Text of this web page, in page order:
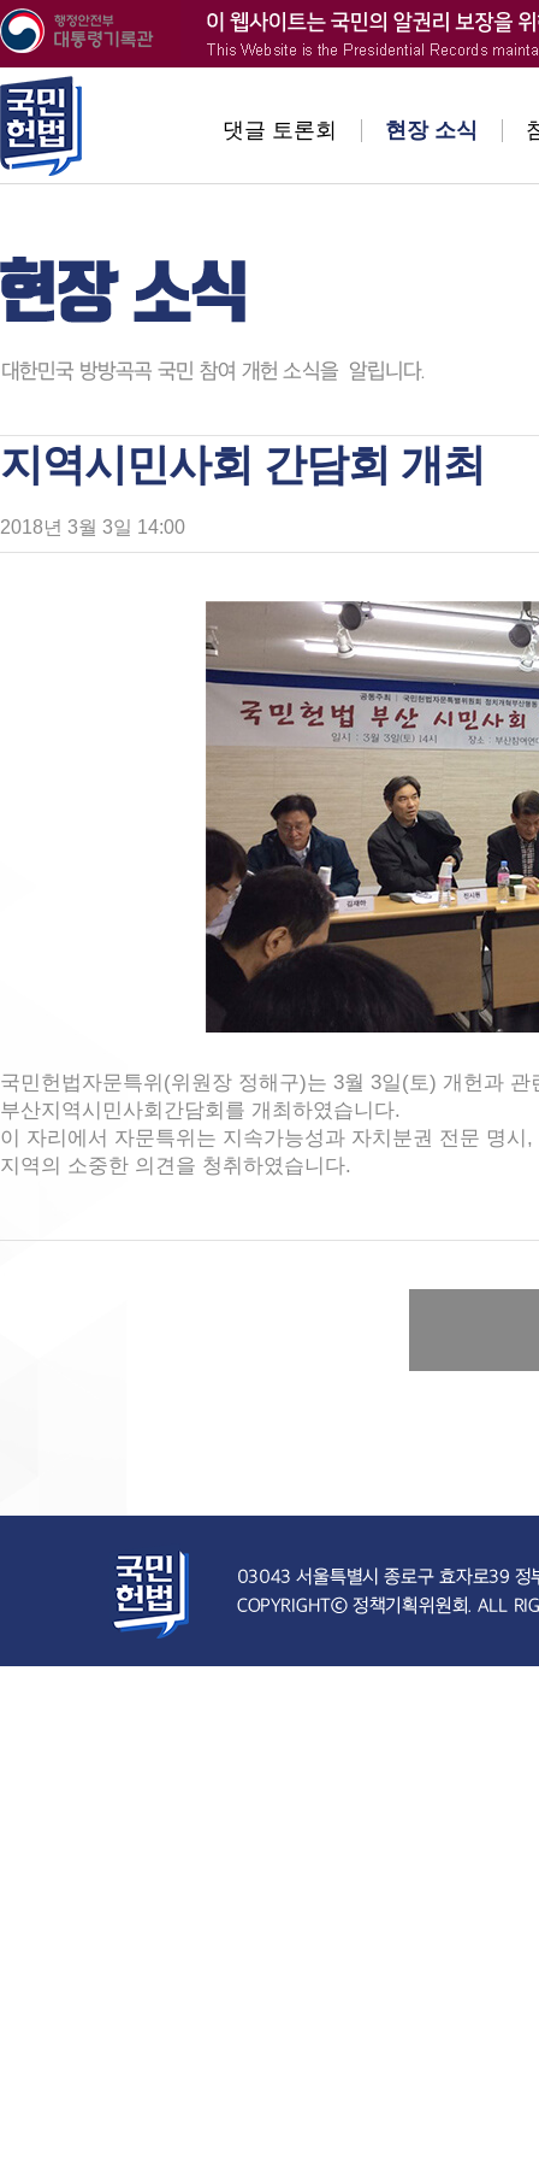
댓글 토론회 현장 소식
지역시민사회 간담회 개최
2018년 3월 3일 14:00
국민헌법자문특위(위원장 정해구)는 3월 3일(토) 개헌과
부산지역시민사회간담회를 개최하였습니다.
이 자리에서 자문특위는 지속가능성과 자치분권 전문 명
지역의 소중한 의견을 청취하였습니다.